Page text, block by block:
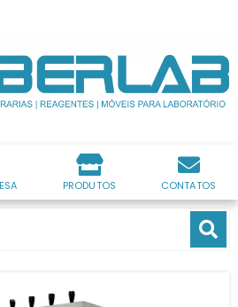
PRODUTOS CONTATOS